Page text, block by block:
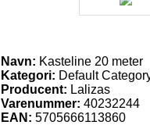
Navn: Kasteline 20 meter
Kategori: Default
Producent: Lalizas
Varenummer: 40232244
EAN: 5705666113860